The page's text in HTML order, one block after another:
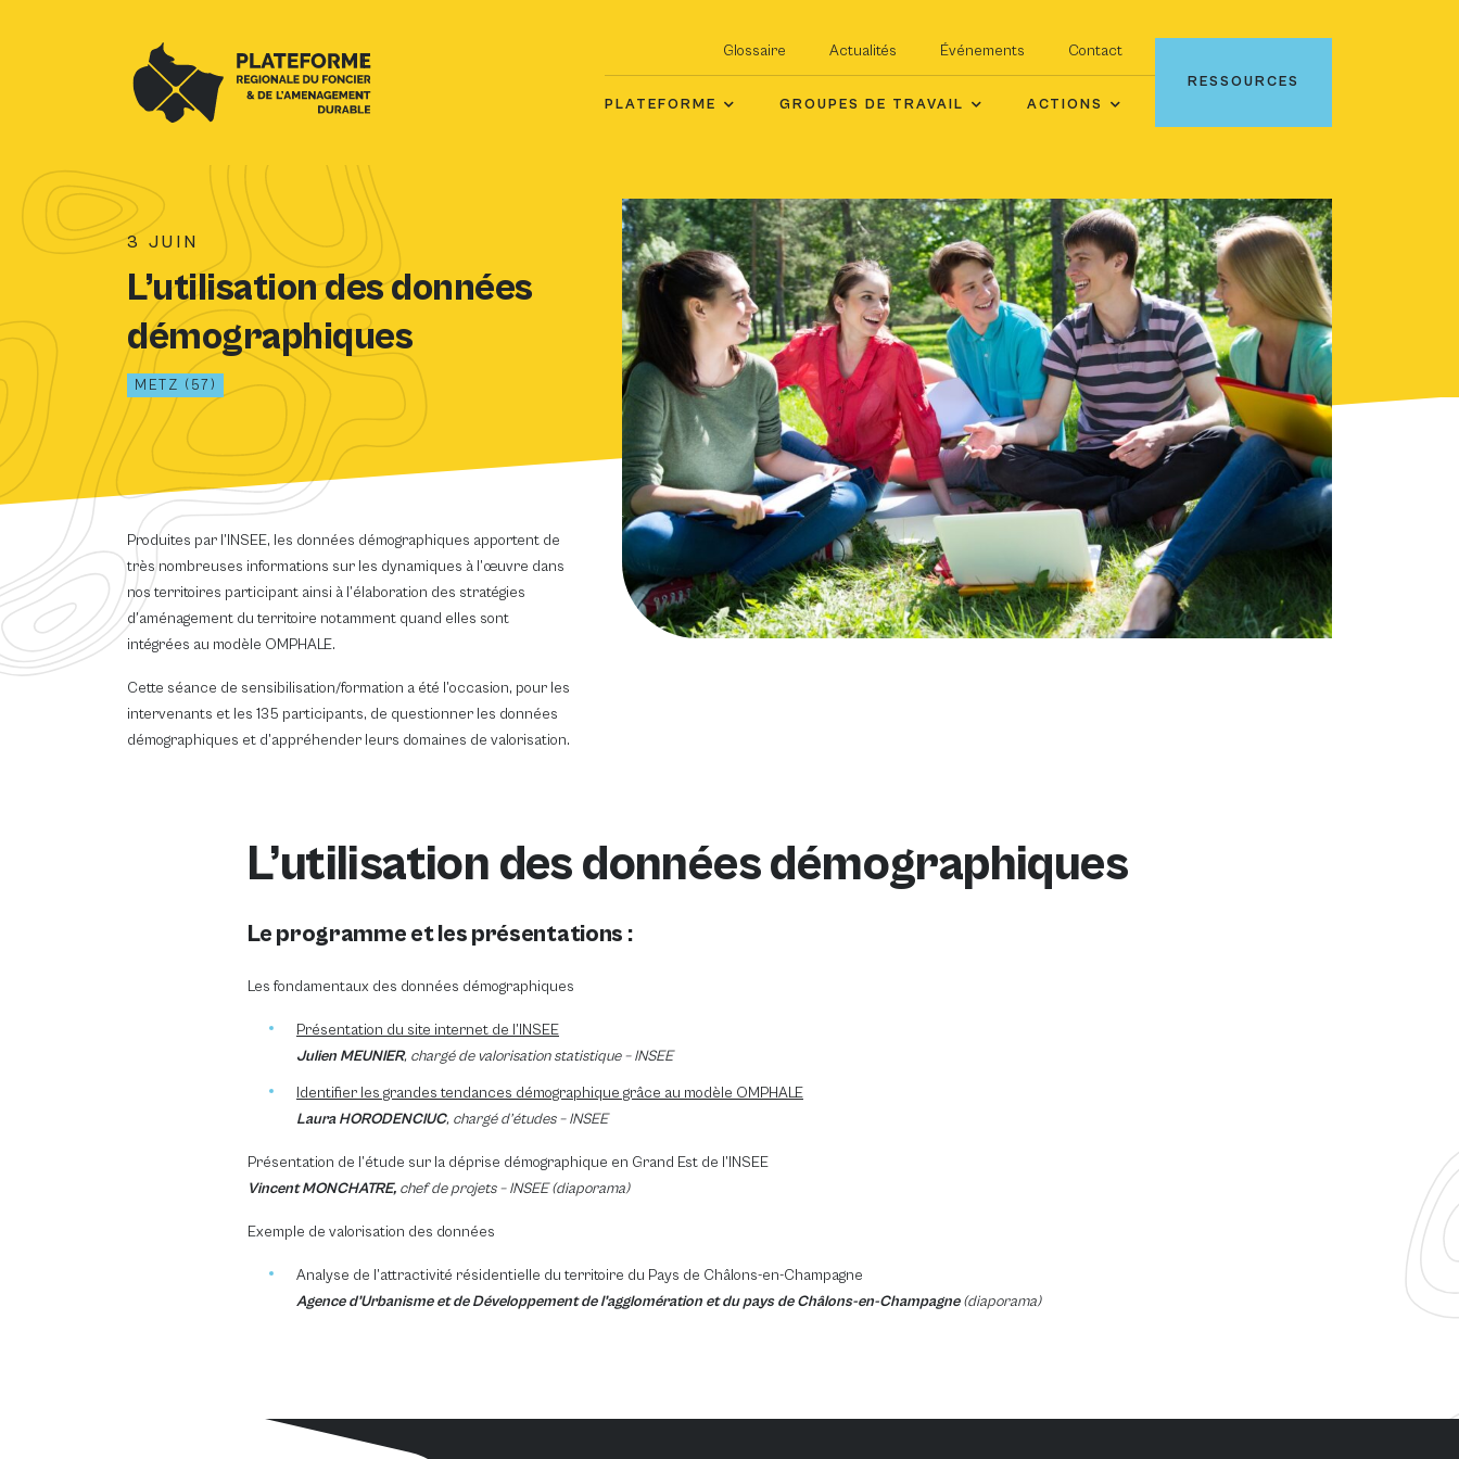
Glossaire Actualités Événements Contact
PLATEFORME GROUPES DE TRAVAIL ACTIONS
RESSOURCES
3 JUIN
L’utilisation des données
démographiques
METZ (57)
Produites par l’INSEE, les données démographiques apportent de
très nombreuses informations sur les dynamiques à l’œuvre dans
nos territoires participant ainsi à l’élaboration des stratégies
d’aménagement du territoire notamment quand elles sont
intégrées au modèle OMPHALE.
Cette séance de sensibilisation/formation a été l’occasion, pour les
intervenants et les 135 participants, de questionner les données
démographiques et d’appréhender leurs domaines de valorisation.
L’utilisation des données démographiques
Le programme et les présentations :
Les fondamentaux des données démographiques
Présentation du site internet de l’INSEE
Julien MEUNIER, chargé de valorisation statistique – INSEE
Identifier les grandes tendances démographique grâce au modèle OMPHALE
Laura HORODENCIUC, chargé d’études – INSEE
Présentation de l’étude sur la déprise démographique en Grand Est de l’INSEE
Vincent MONCHATRE, chef de projets – INSEE (diaporama)
Exemple de valorisation des données
Analyse de l’attractivité résidentielle du territoire du Pays de Châlons-en-Champagne
Agence d’Urbanisme et de Développement de l’agglomération et du pays de Châlons-en-Champagne(diaporama)